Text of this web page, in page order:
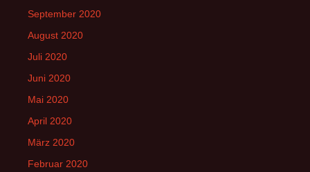
September 2020
August 2020
Juli 2020
Juni 2020
Mai 2020
April 2020
März 2020
Februar 2020